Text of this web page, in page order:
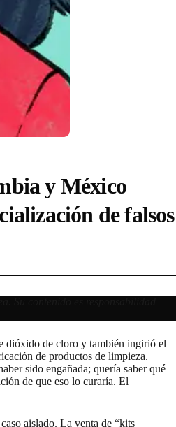
y México
de falsos
dióxido de cloro y también ingirió el
de productos de limpieza.
sido engañada; quería saber qué
de que eso lo curaría. El
aislado. La venta de “kits